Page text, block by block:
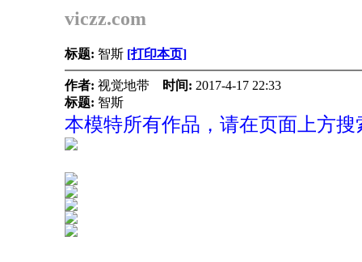
viczz.com
标题: 智斯 [打印本页]
作者: 视觉地带 时间: 2017-4-17 22:33
标题: 智斯
本模特所有作品，请在页面上方搜